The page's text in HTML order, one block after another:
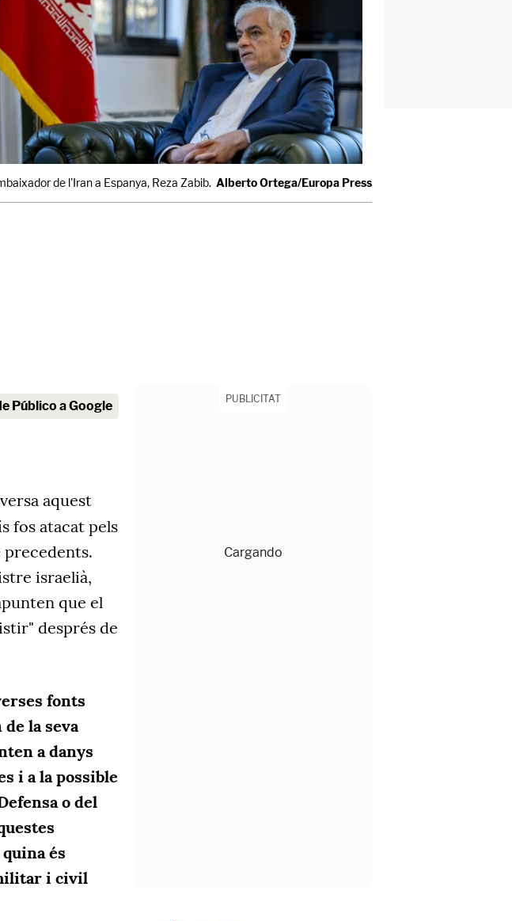
de l'Iran a Espanya, Reza Zabib. Alberto Ortega/Europa Press
Público a Google
aquest
fos atacat pels
precedents.
israelià,
que el
després de
fonts
la seva
a danys
i a la possible
o del
és
i civil
PUBLICITAT